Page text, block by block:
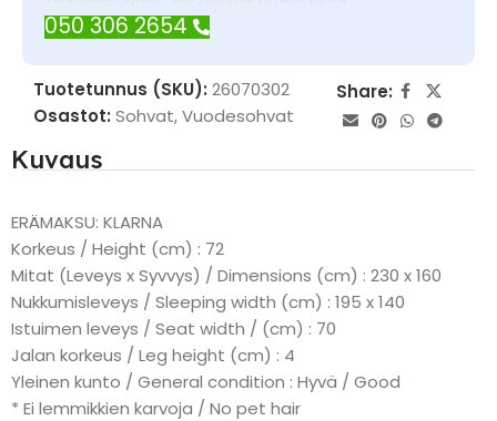
050 306 2654
Tuotetunnus (SKU): 26070302
Osastot: Sohvat,Vuodesohvat
Share:
Kuvaus
ERÄMAKSU: KLARNA
Korkeus / Height (cm) : 72
Mitat (Leveys x Syvvys) / Dimensions (cm) : 230 x 160
Nukkumisleveys / Sleeping width (cm) : 195 x 140
Istuimen leveys / Seat width / (cm) : 70
Jalan korkeus / Leg height (cm) : 4
Yleinen kunto / General condition : Hyvä / Good
* Ei lemmikkien karvoja / No pet hair